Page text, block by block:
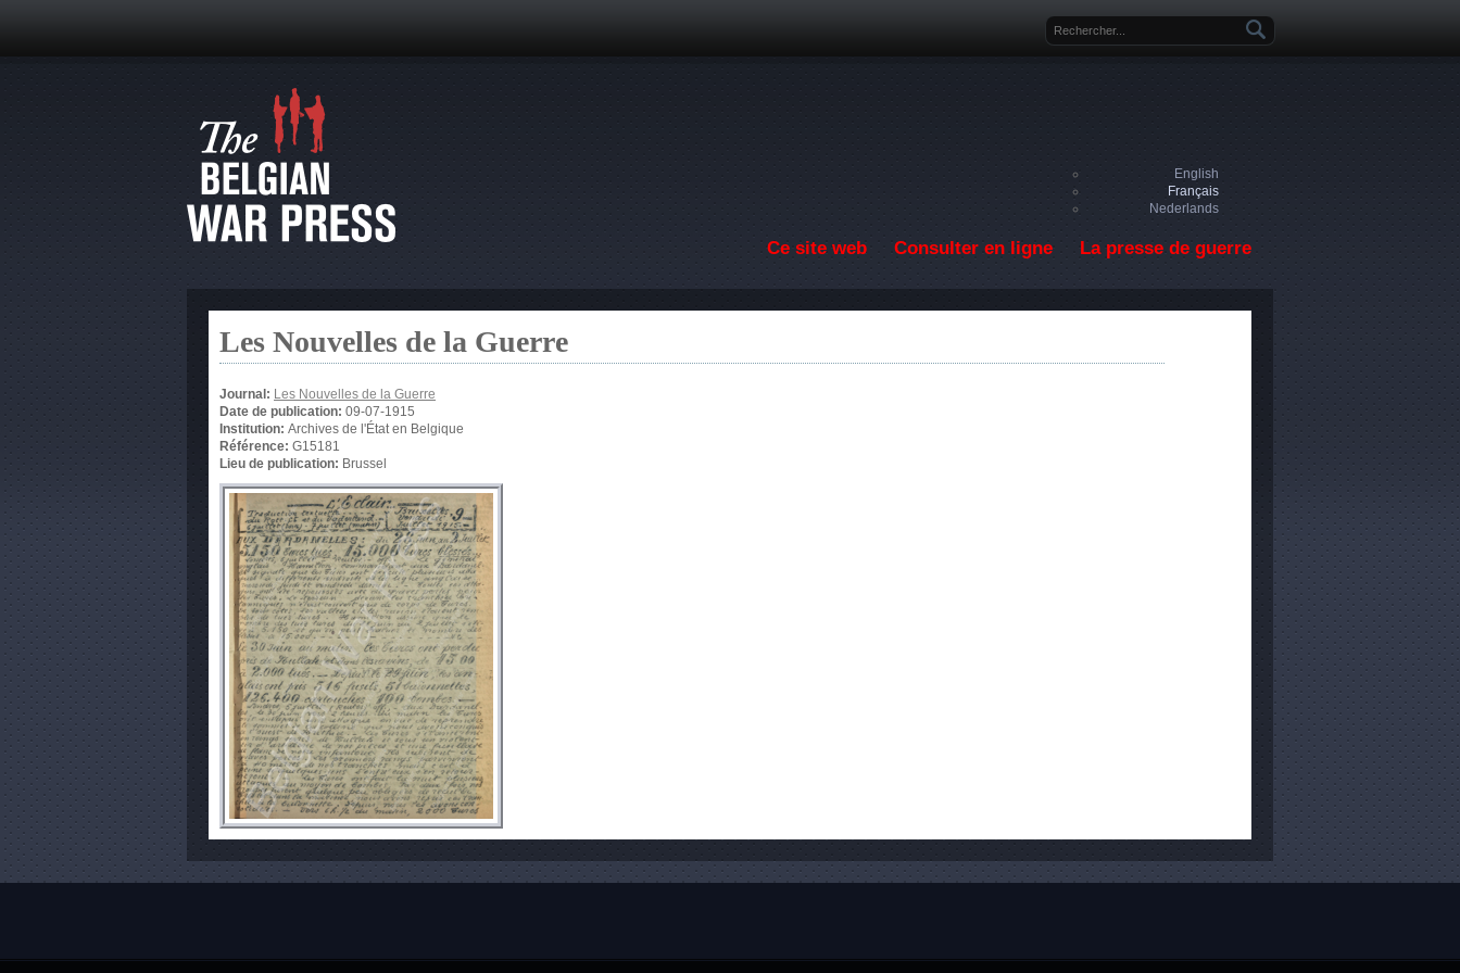
Formulaire de recherche
English
Français
Nederlands
Ce site web Consulter en ligne La presse de guerre
Les Nouvelles de la Guerre
Journal: Les Nouvelles de la Guerre
Date de publication: 09-07-1915
Institution: Archives de l'État en Belgique
Référence: G15181
Lieu de publication: Brussel